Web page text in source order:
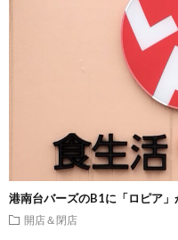
港南台バーズのB1に「ロピア
開店＆閉店